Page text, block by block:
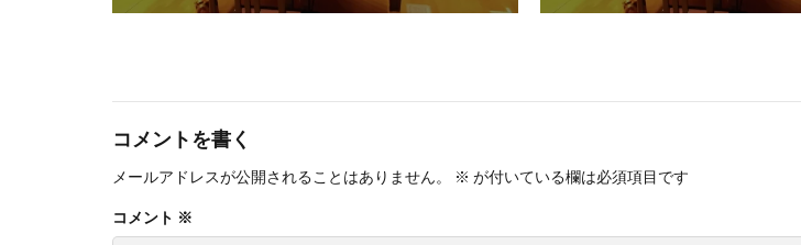
コメントを書く
メールアドレスが公開されることはありません。 ※ が付いている欄は必須項目です
コメント ※